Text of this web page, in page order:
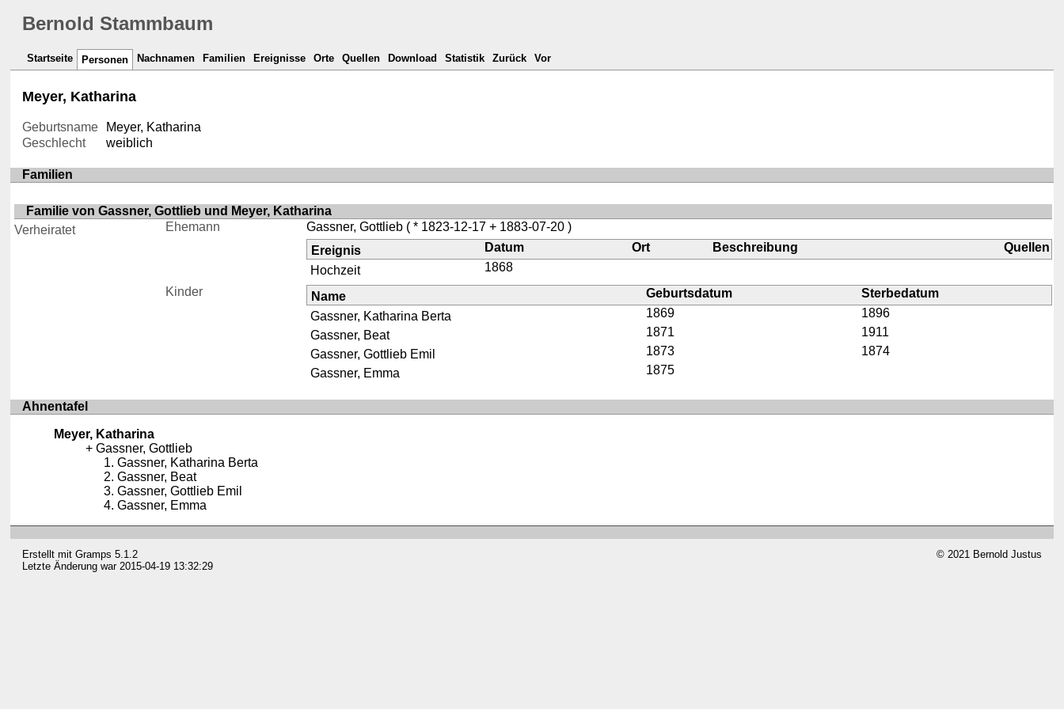
Bernold Stammbaum
Startseite Personen Nachnamen Familien Ereignisse Orte Quellen Download Statistik Zurück Vor
Meyer, Katharina
Geburtsname
Meyer, Katharina
Geschlecht
weiblich
Familien
Familie von Gassner, Gottlieb und Meyer, Katharina
Verheiratet
Ehemann Gassner, Gottlieb( * 1823-12-17 + 1883-07-20 )
Ereignis
Datum Ort Beschreibung
Quellen
Hochzeit
1868
Kinder
Name Geburtsdatum
Sterbedatum
Gassner, Katharina Berta
1869
1896
Gassner, Beat
1871
1911
Gassner, Gottlieb Emil
1873
1874
Gassner, Emma
1875
Ahnentafel
Meyer, Katharina
Gassner, Gottlieb
Gassner, Katharina Berta
Gassner, Beat
Gassner, Gottlieb Emil
Gassner, Emma
Erstellt mitGramps 5.1.2
Letzte Änderung war 2015-04-19 13:32:29
© 2021 Bernold Justus